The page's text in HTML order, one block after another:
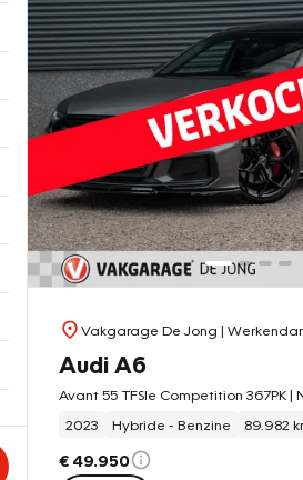
Vakgarage De Jong |
Audi A6
2023
Hybride - Benzine 89.982
€ 49.950